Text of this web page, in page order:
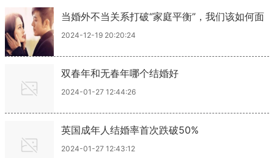
当婚外不当关系打破“家庭平衡”，我们该如何面
对
2024-12-19 20:20:24
双春年和无春年哪个结婚好
2024-01-27 12:44:26
英国成年人结婚率首次跌破50%
2024-01-27 12:43:12